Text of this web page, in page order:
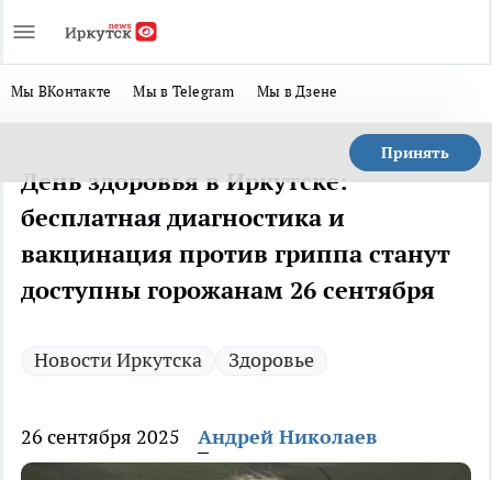
Мы ВКонтакте Мы в Telegram Мы в Дзене
Принять
День здоровья в Иркутске:
бесплатная диагностика и
вакцинация против гриппа станут
доступны горожанам 26 сентября
Новости Иркутска Здоровье
26 сентября 2025 Андрей Николаев